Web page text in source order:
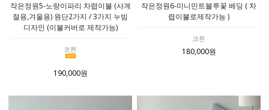
작은정원5-노랑이파리 차렵이불 (사계
절용,겨울용) 원단2가지 / 3가지 누빔
디자인 (이불커버로 제작가능)
코튼
190,000원
작은정원6-미니민트블루꽃 베딩 ( 차
렵이불로제작가능 )
코튼
180,000원